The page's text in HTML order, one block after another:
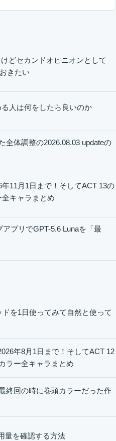
どセカンドオピニオンとして
きたい
人は何をしたら良いのか
全体調整の2026.08.03 updateの
年11月1日まで！そしてACT 13の
キャラまとめ
プリでGPT-5.6 Lunaを「最
を1日使ってみて自然と使って
年8月1日まで！そしてACT 12
ラー全キャラまとめ
終回の時に巻頭カラーだった作
量を確認する方法